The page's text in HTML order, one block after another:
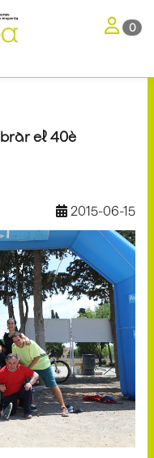
Toggle
0
el 40è
2015-06-15